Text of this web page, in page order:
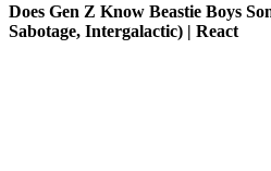
Does Gen Z Know Beastie Boys
Sabotage, Intergalactic) | React